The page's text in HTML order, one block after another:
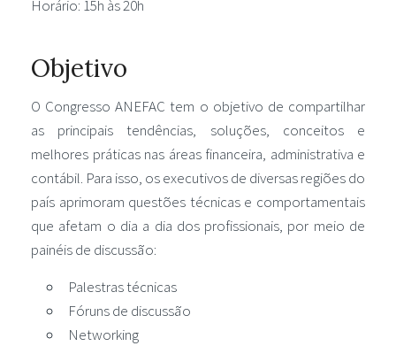
Horário: 15h às 20h
Objetivo
O Congresso ANEFAC tem o objetivo de compartilhar
as principais tendências, soluções, conceitos e
melhores práticas nas áreas financeira, administrativa e
contábil. Para isso, os executivos de diversas regiões do
país aprimoram questões técnicas e comportamentais
que afetam o dia a dia dos profissionais, por meio de
painéis de discussão:
Palestras técnicas
Fóruns de discussão
Networking